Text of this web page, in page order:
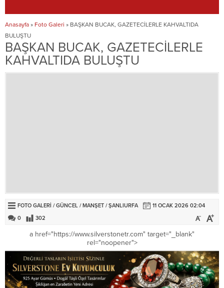
Anasayfa » Foto Galeri » BAŞKAN BUCAK, GAZETECİLERLE KAHVALTIDA
BULUŞTU
BAŞKAN BUCAK, GAZETECİLERLE
KAHVALTIDA BULUŞTU
FOTO GALERI /GÜNCEL /MANŞET /ŞANLIURFA
11 OCAK 2026 02:04
0
302
a href="https://www.silverstonetr.com" target="_blank"
rel="noopener">